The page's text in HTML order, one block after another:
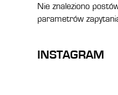
Nie znaleziono
parametrów
INSTAGRAM